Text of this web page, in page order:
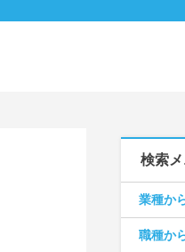
検索
業種か
職種か